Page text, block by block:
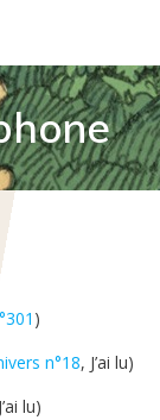
)
n°18, J’ai lu)
lu)